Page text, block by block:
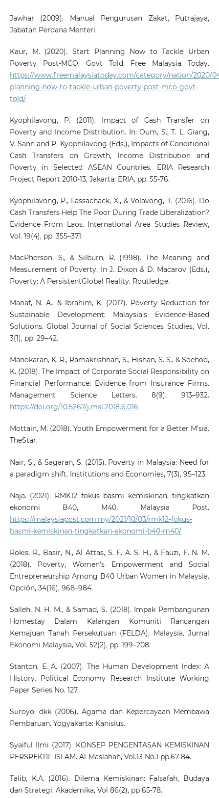
Jawhar (2009), Manual Pengurusan Zakat, Putrajaya,
Jabatan Perdana Menteri.
Kaur, M. (2020). Start Planning Now to Tackle Urban
Poverty Post-MCO, Govt Told. Free Malaysia Today.
https://www.freemalaysiatoday.com/category/nation/2020/
planning-now-to-tackle-urban-poverty-post-mco-govt-
told/
Kyophilavong, P. (2011). Impact of Cash Transfer on
Poverty and Income Distribution. In: Oum, S., T. L. Giang,
V. Sann and P. Kyophilavong (Eds.), Impacts of Conditional
Cash Transfers on Growth, Income Distribution and
Poverty in Selected ASEAN Countries. ERIA Research
Project Report 2010-13, Jakarta: ERIA, pp. 55-76.
Kyophilavong, P., Lassachack, X., & Volavong, T. (2016). Do
Cash Transfers Help The Poor During Trade Liberalization?
Evidence From Laos. International Area Studies Review,
Vol. 19(4), pp. 355–371.
MacPherson, S., & Silburn, R. (1998). The Meaning and
Measurement of Poverty. In J. Dixon & D. Macarov (Eds.),
Poverty: A PersistentGlobal Reality. Routledge.
Manaf, N. A., & Ibrahim, K. (2017). Poverty Reduction for
Sustainable Development: Malaysia’s Evidence-Based
Solutions. Global Journal of Social Sciences Studies, Vol.
3(1), pp. 29–42.
Manokaran, K. R., Ramakrishnan, S., Hishan, S. S., & Soehod,
K. (2018). The Impact of Corporate Social Responsibility on
Financial Performance: Evidence from Insurance Firms.
Management Science Letters, 8(9), 913–932.
https://doi.org/10.5267/j.msl.2018.6.016
Mottain, M. (2018). Youth Empowerment for a Better M’sia.
TheStar.
Nair, S., & Sagaran, S. (2015). Poverty in Malaysia: Need for
a paradigm shift. Institutions and Economies, 7(3), 95–123.
Naja. (2021). RMK12 fokus basmi kemiskinan, tingkatkan
ekonomi B40, M40. Malaysia Post.
https://malaysiapost.com.my/2021/10/03/rmk12-fokus-
basmi-kemiskinan-tingkatkan-ekonomi-b40-m40/
Rokis, R., Basir, N., Al Attas, S. F. A. S. H., & Fauzi, F. N. M.
(2018). Poverty, Women’s Empowerment and Social
Entrepreneurship Among B40 Urban Women in Malaysia.
Opción, 34(16), 968–984.
Salleh, N. H. M., & Samad, S. (2018). Impak Pembangunan
Homestay Dalam Kalangan Komuniti Rancangan
Kemajuan Tanah Persekutuan (FELDA), Malaysia. Jurnal
Ekonomi Malaysia, Vol. 52(2), pp. 199–208.
Stanton, E. A. (2007). The Human Development Index: A
History. Political Economy Research Institute Working
Paper Series No. 127.
Suroyo, dkk (2006). Agama dan Kepercayaan Membawa
Pembaruan. Yogyakarta: Kanisius.
Syaiful Ilmi (2017). KONSEP PENGENTASAN KEMISKINAN
PERSPEKTIF ISLAM. Al-Maslahah, Vol.13 No.1 pp.67-84.
Talib, K.A. (2016). Dilema Kemiskinan: Falsafah, Budaya
dan Strategi. Akademika, Vol 86(2), pp 65-78.